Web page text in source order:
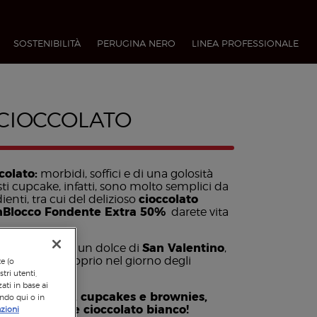
SOSTENIBILITÀ PERUGINA NERO LINEA PROFESSIONALE​
morbidi, soffici e di una golosità
cupcake, infatti, sono molto semplici da
tra cui del delizioso cioccolato
Fondente Extra 50% darete vita
cioccolato
è un dolce di San Valentino,
metà proprio nel giorno degli
di muffin, cupcakes e brownies,
al limone e cioccolato bianco!
(o
utenti,
in base ai
qui o in